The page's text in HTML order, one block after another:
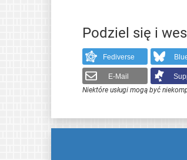
Podziel się i
Fediverse
E-Mail
Niektóre usługi mogą być